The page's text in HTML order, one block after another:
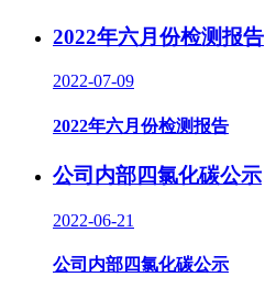
2022年六月份检测报告
2022-07-09
2022年六月份检测报告
公司内部四氯化碳公示
2022-06-21
公司内部四氯化碳公示